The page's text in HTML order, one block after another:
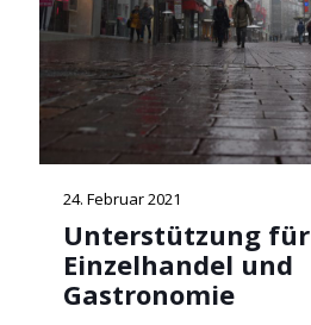
24. Februar 2021
Unterstützung für
Einzelhandel und
Gastronomie